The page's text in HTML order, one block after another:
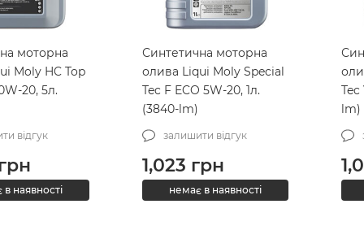
моторна
Moly HC Top
20, 5л.
відгук
наявності
Синтетична моторна
олива Liqui Moly Special
Tec F ECO 5W-20, 1л.
(3840-lm)
залишити відгук
1,023 грн
немає в наявності
Tec
lm)